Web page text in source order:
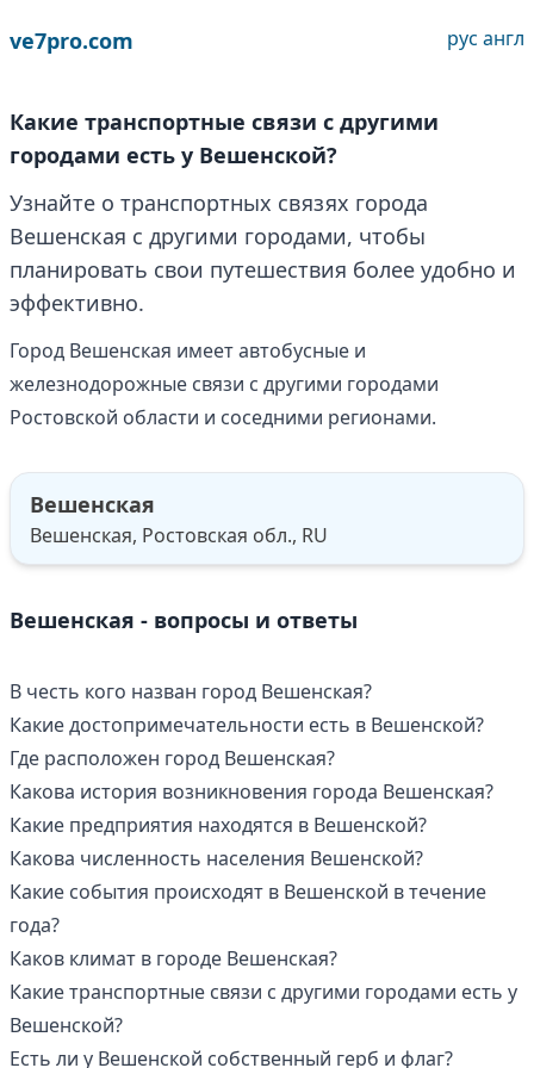
ve7pro.com рус англ
Какие транспортные связи с другими
городами есть у Вешенской?
Узнайте о транспортных связях города
Вешенская с другими городами, чтобы
планировать свои путешествия более удобно и
эффективно.
Город Вешенская имеет автобусные и
железнодорожные связи с другими городами
Ростовской области и соседними регионами.
Вешенская
Вешенская, Ростовская обл., RU
Вешенская - вопросы и ответы
В честь кого назван город Вешенская?
Какие достопримечательности есть в Вешенской?
Где расположен город Вешенская?
Какова история возникновения города Вешенская?
Какие предприятия находятся в Вешенской?
Какова численность населения Вешенской?
Какие события происходят в Вешенской в течение
года?
Каков климат в городе Вешенская?
Какие транспортные связи с другими городами есть у
Вешенской?
Есть ли у Вешенской собственный герб и флаг?